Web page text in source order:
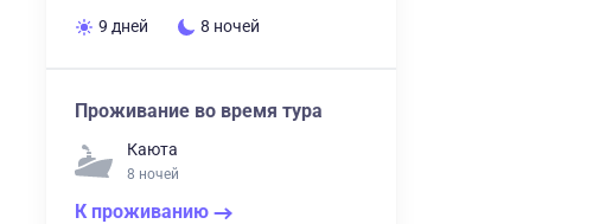
9 дней 8 ночей
Проживание во время тура
Каюта
8 ночей
К проживанию